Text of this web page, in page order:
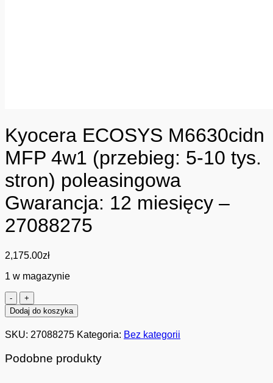
Kyocera ECOSYS M6630cidn
MFP 4w1 (przebieg: 5-10 tys.
stron) poleasingowa
Gwarancja: 12 miesięcy –
27088275
2,175.00zł
1 w magazynie
ilość
Kyocera
ECOSYS
M6630cidn
MFP
(przebieg:
Dodaj do koszyka
SKU: 27088275 Kategoria: Bez kategorii
Podobne produkty